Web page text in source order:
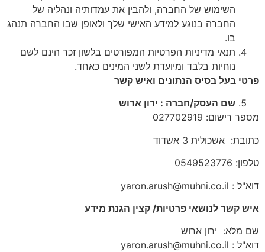
השימוש של החברה, ולהבין את עמדותיה ונהליה של
החברה בנוגע למידע האישי שלך ולאופן שבו החברה תנהג
בו.
תנאי מדיניות הפרטיות המפורטים בלשון זכר הינם לשם
נוחיות בלבד ומיועדת לשני המינים כאחד.
פרטי בעל בסיס הנתונים ואיש קשר
שם העסק/חברה : ירון ארוש
מספר רישום: 027702919
כתובת: אשכולית 3 אשדוד
טלפון: 0549523776
דוא"ל : yaron.arush@muhni.co.il
איש קשר לנושאי פרטיות/ קצין הגנת מידע
שם מלא: ירון ארוש
דוא"ל : yaron.arush@muhni.co.il